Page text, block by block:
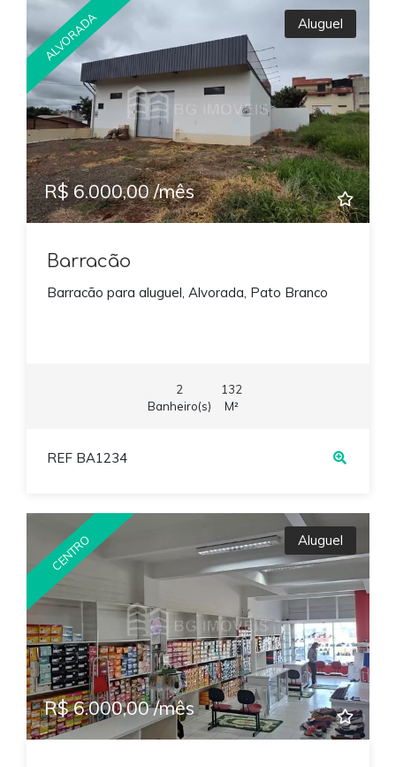
ALVORADA Aluguel
R$ 6.000,00 /mês
Barracão
Barracão para aluguel, Alvorada, Pato Branco
2
Banheiro(s)
132
M²
REF BA1234
CENTRO Aluguel
R$ 6.000,00 /mês